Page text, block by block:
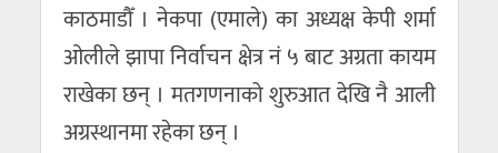
काठमाडौँ । नेकपा (एमाले) का अध्यक्ष केपी शर्मा
ओलीले झापा निर्वाचन क्षेत्र नं ५ बाट अग्रता कायम
राखेका छन् । मतगणनाको शुरुआत देखि नै आली
अग्रस्थानमा रहेका छन् ।